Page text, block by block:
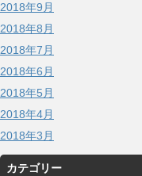
2018年9月
2018年8月
2018年7月
2018年6月
2018年5月
2018年4月
2018年3月
カテゴリー